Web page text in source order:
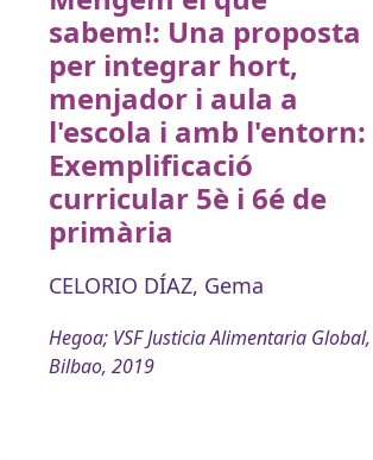
sabem!: Una proposta
per integrar hort,
menjador i aula a
l'escola i amb l'entorn:
Exemplificació
curricular 5è i 6é de
primària
CELORIO DÍAZ, Gema
Hegoa; VSF Justicia Alimentaria Global,
Bilbao, 2019